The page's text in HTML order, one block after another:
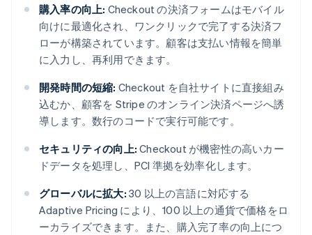
購入率の向上: Checkout の決済フォームはモバイル
向けに最適化され、ワンクリックで完了する決済フ
ローが構築されています。顧客は支払い情報を簡単
に入力し、再利用できます。
開発時間の短縮: Checkout を自社サイトに直接組み
込むか、顧客を Stripe のオンライン決済ページへ誘
導します。数行のコードで実行可能です。
セキュリティの向上: Checkout が機密性の高いカー
ドデータを処理し、PCI 準拠を効率化します。
グローバルに拡大: 30 以上の言語に対応する
Adaptive Pricing により、100 以上の通貨で価格をロ
ーカライズできます。また、購入完了率の向上につ